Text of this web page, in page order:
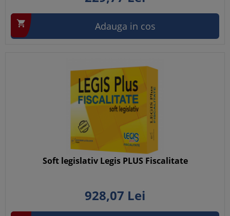
 Adauga in cos
Soft legislativ Legis PLUS Fiscalitate
928,07 Lei